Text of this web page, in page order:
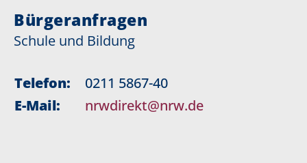
Bürgeranfragen
Schule und Bildung
Telefon:
0211 5867-40
E-Mail:
nrwdirekt@nrw.de